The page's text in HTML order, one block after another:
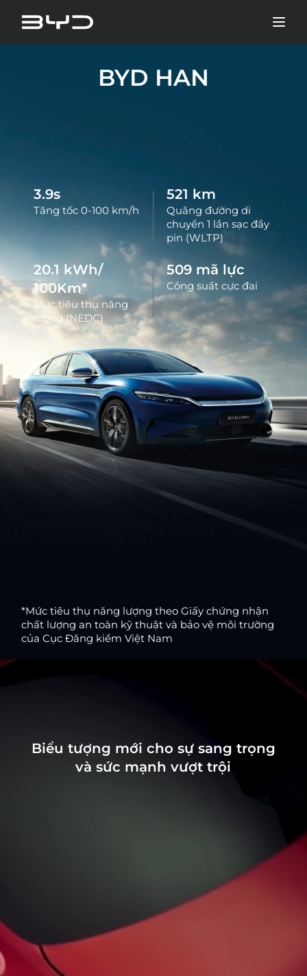
BYD HAN
3.9s
Tăng tốc 0-100 km/h
521 km
Quãng đường di
chuyển 1 lần sạc đầy
pin (WLTP)
20.1 kWh/
100Km*
Mức tiêu thụ năng
lượng (NEDC)
509 mã lực
Công suất cực đai
*Mức tiêu thụ năng lượng theo Giấy chứng nhận
chất lượng an toàn kỹ thuật và bảo vệ môi trường
của Cục Đăng kiểm Việt Nam
Biểu tượng mới cho sự sang trọng
và sức mạnh vượt trội